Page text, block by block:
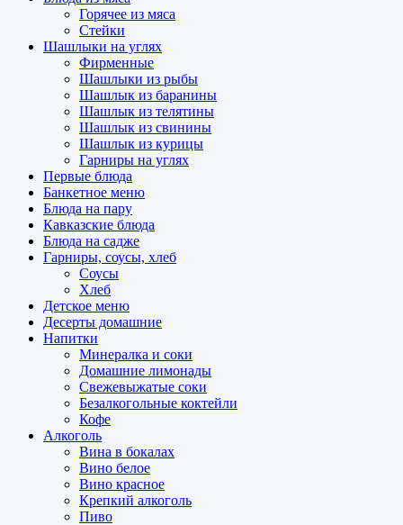
Горячее из мяса
Стейки
Шашлыки на углях
Фирменные
Шашлыки из рыбы
Шашлык из баранины
Шашлык из телятины
Шашлык из свинины
Шашлык из курицы
Гарниры на углях
Первые блюда
Банкетное меню
Блюда на пару
Кавказские блюда
Блюда на садже
Гарниры, соусы, хлеб
Соусы
Хлеб
Детское меню
Десерты домашние
Напитки
Минералка и соки
Домашние лимонады
Свежевыжатые соки
Безалкогольные коктейли
Кофе
Алкоголь
Вина в бокалах
Вино белое
Вино красное
Крепкий алкоголь
Пиво